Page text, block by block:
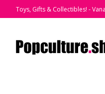
Toys, Gifts & Collectibles! -